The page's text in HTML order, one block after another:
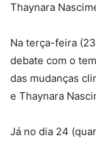
Thaynara
Na terça-feira
debate com o
das mudanças
e Thaynara
Já no dia 24